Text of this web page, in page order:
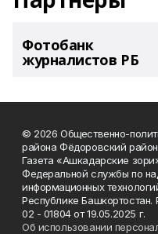
Фотобанк
журналистов РБ
© 2026 Общественно-
района Фёдоровский
Газета «Ашкадарские
Федеральной службы по
информационных
Республике
02 - 01804 от 19.05.2025 г.
Об использовании